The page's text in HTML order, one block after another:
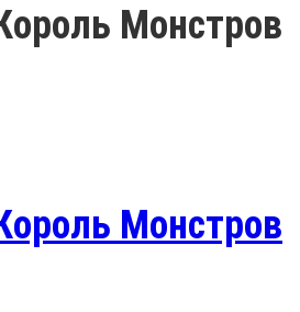
Монстров
Монстров